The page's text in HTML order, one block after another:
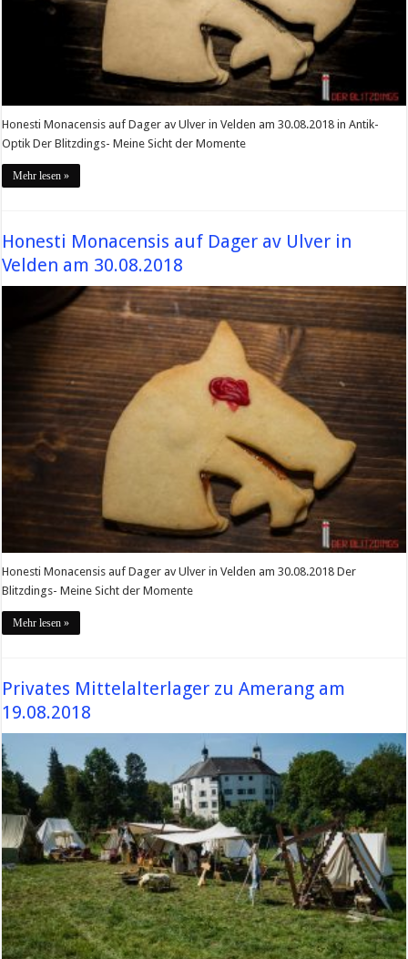
Honesti Monacensis auf Dager av Ulver in Velden am 30.08.2018 in Antik-
Optik Der Blitzdings- Meine Sicht der Momente
Mehr lesen »
Honesti Monacensis auf Dager av Ulver in
Velden am 30.08.2018
Honesti Monacensis auf Dager av Ulver in Velden am 30.08.2018 Der
Blitzdings- Meine Sicht der Momente
Mehr lesen »
Privates Mittelalterlager zu Amerang am
19.08.2018